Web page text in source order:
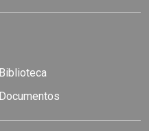
Biblioteca
Documentos